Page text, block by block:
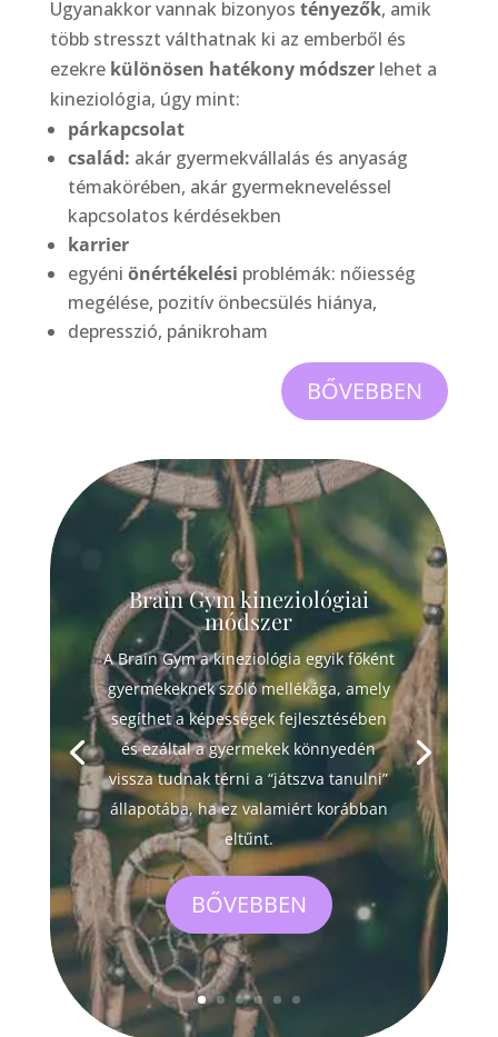
Ugyanakkor vannak bizonyos tényezők, amik
több stresszt válthatnak ki az emberből és
ezekre különösen hatékony módszerlehet a
kineziológia, úgy mint:
párkapcsolat
család: akár gyermekvállalás és anyaság
témakörében, akár gyermekneveléssel
kapcsolatos kérdésekben
karrier
egyéni önértékelési problémák: nőiesség
megélése, pozitív önbecsülés hiánya,
depresszió, pánikroham
BŐVEBBEN
Brain Gym kineziológiai
módszer
A Brain Gym a kineziológia egyik főként
gyermekeknek szóló mellékága, amely
segíthet a képességek fejlesztésében
és ezáltal a gyermekek könnyedén
vissza tudnak térni a “játszva tanulni”
állapotába, ha ez valamiért korábban
eltűnt.
BŐVEBBEN